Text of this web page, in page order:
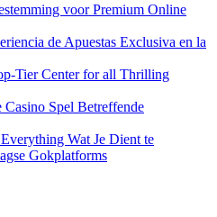
voor Premium Online
de Apuestas Exclusiva en la
Tier Center for all Thrilling
Spel Betreffende
Wat Je Dient te
Gokplatforms